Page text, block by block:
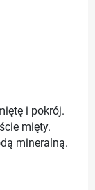
i pokrój.
mięty.
mineralną.